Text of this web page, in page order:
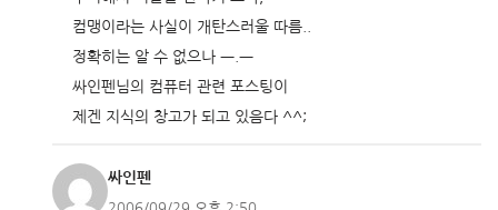
컴맹이라는 사실이 개탄스러울 따름..
정확히는 알 수 없으나 ㅡ.ㅡ
싸인펜님의 컴퓨터 관련 포스팅이
제겐 지식의 창고가 되고 있음다 ^^;
싸인펜